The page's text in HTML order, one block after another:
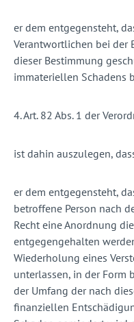
er dem entgegensteht,
Verantwortlichen bei der
dieser Bestimmung
immateriellen Schadens
4. Art. 82 Abs. 1 der
ist dahin auszulegen,
er dem entgegensteht,
betroffene Person nach
Recht eine Anordnung
entgegengehalten
Wiederholung eines
unterlassen, in der Form
der Umfang der nach
finanziellen